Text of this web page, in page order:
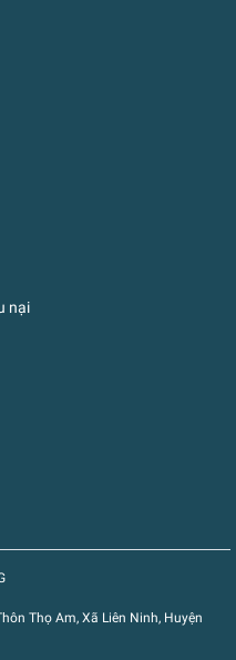
nại
Thọ Am, Xã Liên Ninh, Huyện